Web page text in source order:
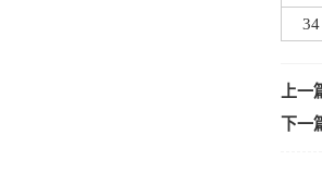
34
上一
下一